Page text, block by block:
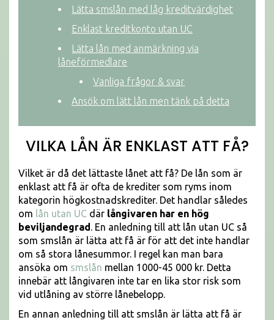
Lätta smslån med låg kreditvärdighet
Enklast kreditkonto utan UC
Lätta lån med anmärkning via
låneförmedlare
Vanliga frågor & svar
Ansök om lätt lån men tänk på detta
VILKA LÅN ÄR ENKLAST ATT FÅ?
Vilket är då det lättaste lånet att få? De lån som är
enklast att få är ofta de krediter som ryms inom
kategorin högkostnadskrediter. Det handlar således
om lån utan UC där långivaren har en hög
beviljandegrad. En anledning till att lån utan UC så
som smslån är lätta att få är för att det inte handlar
om så stora lånesummor. I regel kan man bara
ansöka om smslån mellan 1000-45 000 kr. Detta
innebär att långivaren inte tar en lika stor risk som
vid utlåning av större lånebelopp.
En annan anledning till att smslån är lätta att få är